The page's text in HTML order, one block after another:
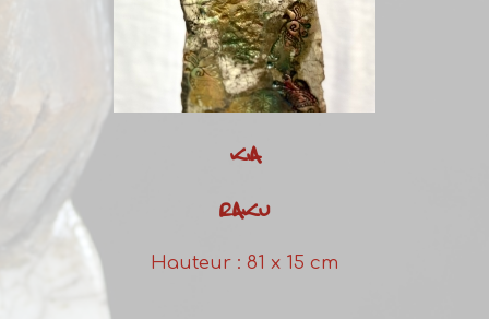
KIA
RAKU
Hauteur : 81 x 15 cm